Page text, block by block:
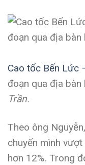
Cao tốc Bến Lức
đoạn qua địa bàn
Trần.
Theo ông
chuyển mình
hơn 12%. Trong